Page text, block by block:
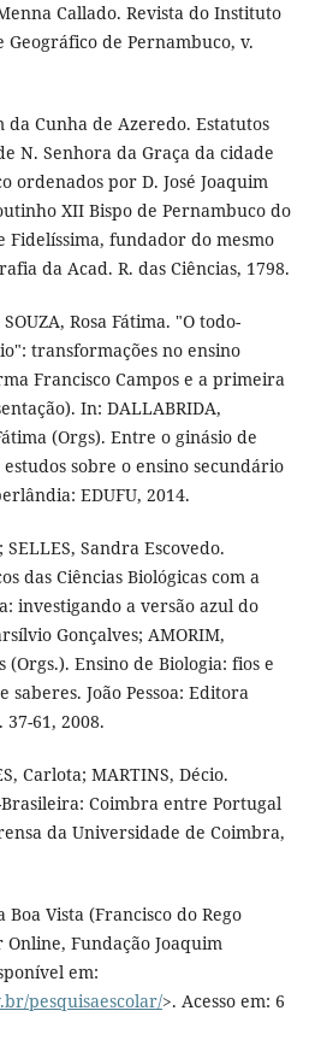
Callado. Revista do Instituto
de Pernambuco, v.
da Cunha de Azeredo. Estatutos
N. Senhora da Graça da cidade
ordenados por D. José Joaquim
XII Bispo de Pernambuco do
Fidelíssima, fundador do mesmo
da Acad. R. das Ciências, 1798.
Rosa Fátima. "O todo-
transformações no ensino
Francisco Campos e a primeira
In: DALLABRIDA,
(Orgs). Entre o ginásio de
sobre o ensino secundário
EDUFU, 2014.
Sandra Escovedo.
das Ciências Biológicas com a
investigando a versão azul do
Gonçalves; AMORIM,
Ensino de Biologia: fios e
saberes. João Pessoa: Editora
61, 2008.
Carlota; MARTINS, Décio.
Coimbra entre Portugal
da Universidade de Coimbra,
Boa Vista (Francisco do Rego
Online, Fundação Joaquim
em:
pesquisaescolar/>. Acesso em: 6